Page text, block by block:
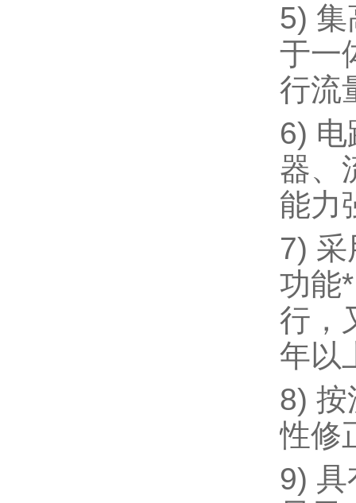
5) 集
于一
行流
6)
器、
能力
7)
功能
行，
年以
8) 按
性修
9)